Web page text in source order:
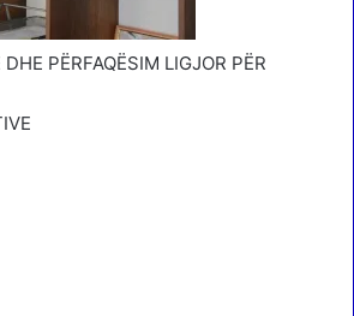
PËRFAQËSIM LIGJOR PËR